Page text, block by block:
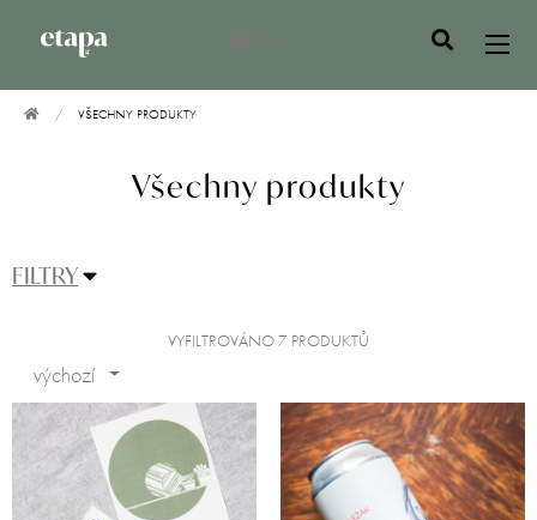
VŠECHNY PRODUKTY
Všechny produkty
FILTRY
VYFILTROVÁNO 7 PRODUKTŮ
výchozí